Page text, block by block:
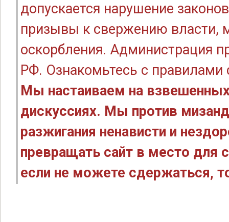
допускается нарушение
призывы к свержению власти,
оскорбления. Администрация
РФ. Ознакомьтесь с правилами
Мы настаиваем на
дискуссиях. Мы против
разжигания ненависти и
превращать сайт в место для
если не можете сдержаться,